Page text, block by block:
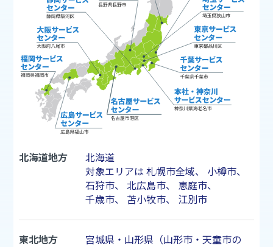
北海道地方
北海道
対象エリアは 札幌市全域、 小樽市、
石狩市、 北広島市、 恵庭市、
千歳市、 苫小牧市、 江別市
東北地方
宮城県・山形県（山形市・天童市の